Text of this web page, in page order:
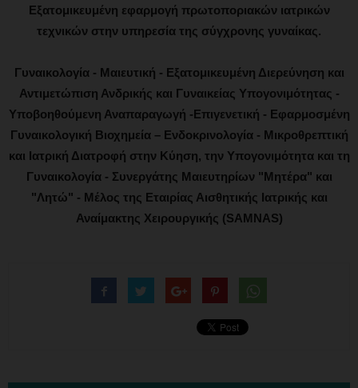
Εξατομικευμένη εφαρμογή πρωτοποριακών ιατρικών
τεχνικών στην υπηρεσία της σύγχρονης γυναίκας.
Γυναικολογία - Μαιευτική - Εξατομικευμένη Διερεύνηση και
Αντιμετώπιση Ανδρικής και Γυναικείας Υπογονιμότητας -
Υποβοηθούμενη Αναπαραγωγή -Επιγενετική - Εφαρμοσμένη
Γυναικολογική Βιοχημεία – Ενδοκρινολογία - Μικροθρεπτική
και Ιατρική Διατροφή στην Κύηση, την Υπογονιμότητα και τη
Γυναικολογία - Συνεργάτης Μαιευτηρίων "Μητέρα" και
"Λητώ" - Μέλος της Εταιρίας Αισθητικής Ιατρικής και
Αναίμακτης Χειρουργικής (SAMNAS)